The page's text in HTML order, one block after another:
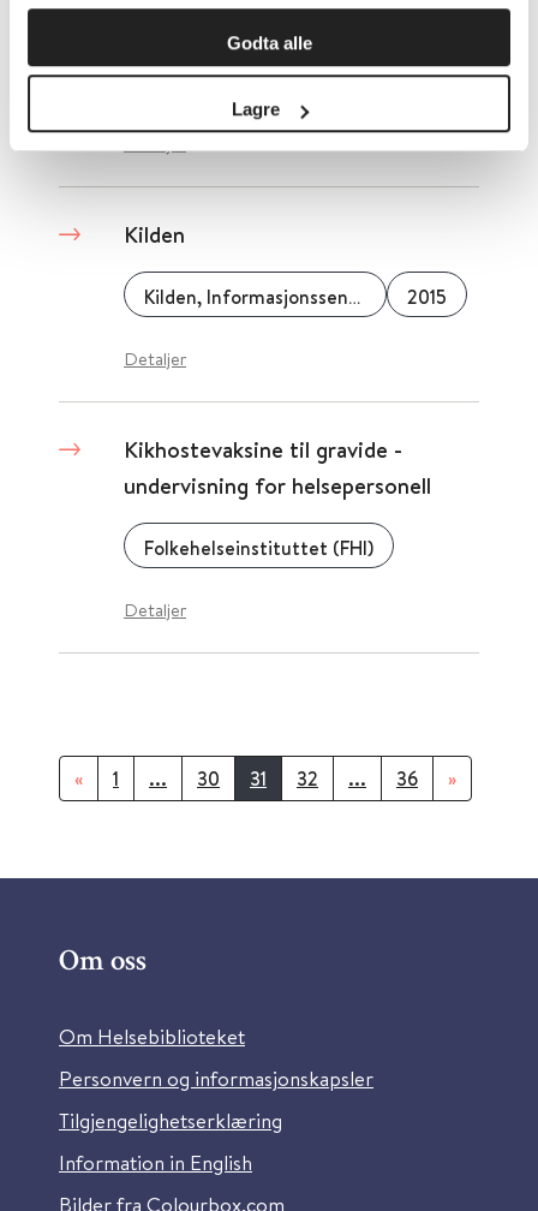
Godta alle
Lagre
kunnskap
Sykepleien 2017
Kilden
Kilden, Informasjonssenter for kjønnsforskning i Norge 2015
Detaljer
Kikhostevaksine til gravide -
undervisning for helsepersonell
Folkehelseinstituttet (FHI)
Detaljer
« 1 ... 30 31 32 ... 36 »
Om oss
Om Helsebiblioteket
Personvern og informasjonskapsler
Tilgjengelighetserklæring
Information in English
Bilder fra Colourbox.com